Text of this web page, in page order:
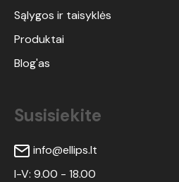
Sąlygos ir taisyklės
Produktai
Blog'as
Susisiekite
info@ellips.lt
I-V: 9.00 - 18.00